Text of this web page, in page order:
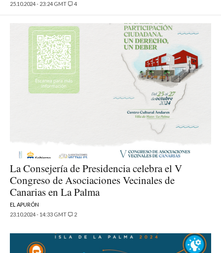
25.10.2024 - 23:24 GMT
4
La Consejería de Presidencia celebra el V
Congreso de Asociaciones Vecinales de
Canarias en La Palma
EL APURÓN
23.10.2024 - 14:33 GMT
2